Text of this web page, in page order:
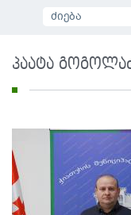
ᲑᲘᲣᲯᲔᲢᲘ
პაატა